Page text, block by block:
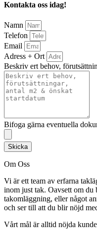
Kontakta oss idag!
Namn
Telefon
Email
Adress + Ort
Beskriv ert behov,
Bifoga gärna eventuella
Skicka
Om Oss
Vi är ett team av erfarna
inom just tak. Oavsett om du
takomläggning, eller något
och ser till att du blir nöjd
Vårt mål är alltid nöjda